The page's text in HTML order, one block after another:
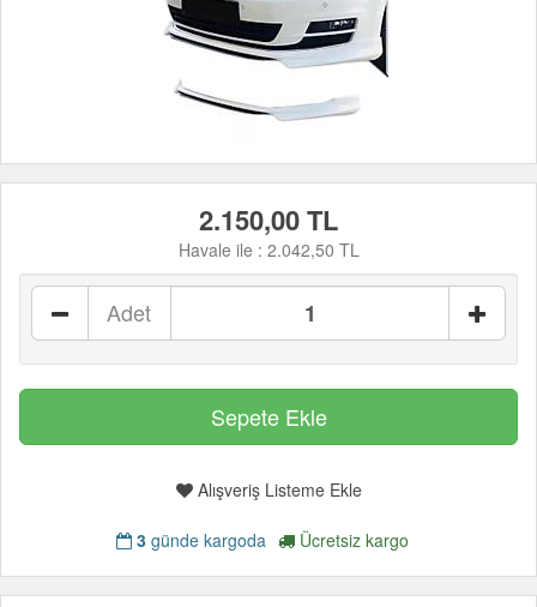
2.150,00 TL
Havale ile : 2.042,50 TL
Adet
Alışveriş Listeme Ekle
3 günde kargoda Ücretsiz kargo